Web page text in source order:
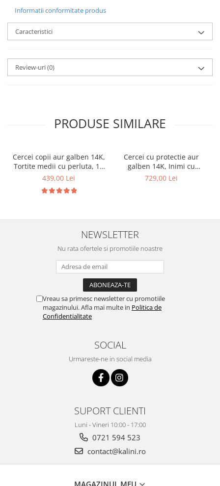
Informatii conformitate produs
Caracteristici
Review-uri(0)
PRODUSE SIMILARE
Cercei copii aur galben 14K,
Tortite medii cu perluta, 10
mm
439,00 Lei
Cercei cu protectie aur
galben 14K, Inimi cu
diamant lateral 5 mm
729,00 Lei
NEWSLETTER
Nu rata ofertele si promotiile noastre
Vreau sa primesc newsletter cu promotiile
magazinului. Afla mai multe in Politica de
Confidentialitate
SOCIAL
Urmareste-ne in social media
SUPORT CLIENTI
Luni - Vineri 10:00 - 17:00
0721 594 523
contact@kalini.ro
MAGAZINUL MEU